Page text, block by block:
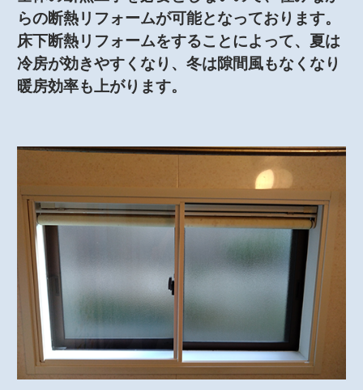
らの断熱リフォームが可能となっております。
床下断熱リフォームをすることによって、夏は
冷房が効きやすくなり、冬は隙間風もなくなり
暖房効率も上がります。